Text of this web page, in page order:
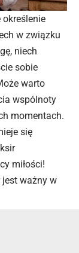
określenie
w związku
niech
sobie
warto
wspólnoty
momentach.
się
miłości!
ważny w